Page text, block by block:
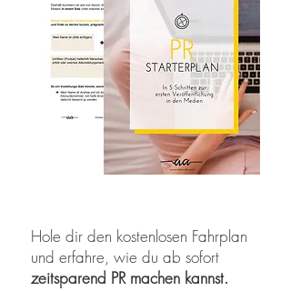
Hole dir den kostenlosen Fahrplan
und erfahre, wie du ab sofort
zeitsparend PR machen kannst.